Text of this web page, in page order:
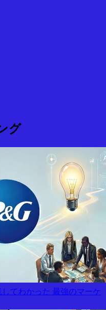
グ
てわかった 最強のマーケ